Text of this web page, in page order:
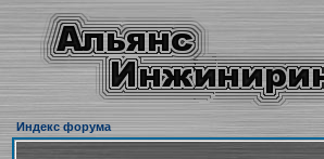
Индекс форума